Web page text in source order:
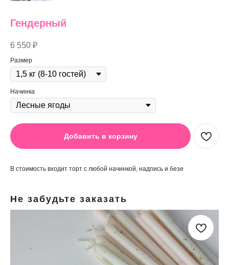
Гендерный
6 550 ₽
Размер
Начинка
Добавить в корзину
В стоимость входит торт с любой начинкой, надпись и безе
Не забудьте заказать